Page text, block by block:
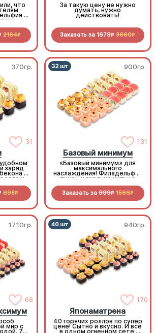
что
с
блюдо.
2164R
За такую цену не нужно
думать, нужно
действовать!
Заказать за 1679R 3660R
370гр.
31
заряд
в
и
698R
900гр.
131
Базовый минимум
«Базовый минимум» для
максимального
наслаждения! Филадельфия
тунец и горячие хиты: с
окунем и крабом. Богатая
палитра вкусов не оставит
Заказать за 999R 1566R
1710гр.
68
мир с
72
940гр.
170
Японаматрена
40 горячих роллов по супер
цене! Сытно и вкусно. И все
в одном огненном сете: